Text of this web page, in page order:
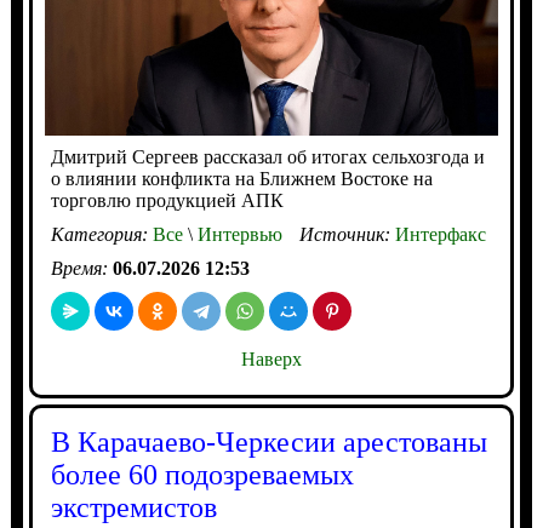
Дмитрий Сергеев рассказал об итогах сельхозгода и
о влиянии конфликта на Ближнем Востоке на
торговлю продукцией АПК
Категория: Все\Интервью Источник: Интерфакс
Время: 06.07.2026 12:53
Наверх
В Карачаево-Черкесии арестованы
более 60 подозреваемых
экстремистов